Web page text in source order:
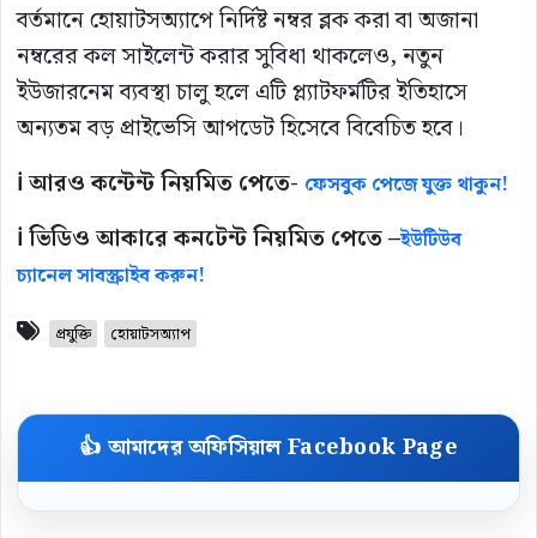
বর্তমানে হোয়াটসঅ্যাপে নির্দিষ্ট নম্বর ব্লক করা বা অজানা
নম্বরের কল সাইলেন্ট করার সুবিধা থাকলেও, নতুন
ইউজারনেম ব্যবস্থা চালু হলে এটি প্ল্যাটফর্মটির ইতিহাসে
অন্যতম বড় প্রাইভেসি আপডেট হিসেবে বিবেচিত হবে।
ℹ️ আরও কন্টেন্ট নিয়মিত পেতে- ফেসবুক পেজে যুক্ত থাকুন!
ℹ️ ভিডিও আকারে কনটেন্ট নিয়মিত পেতে –ইউটিউব
চ্যানেল সাবস্ক্রাইব করুন!
প্রযুক্তি হোয়াটসঅ্যাপ
👍 আমাদের অফিসিয়াল Facebook Page